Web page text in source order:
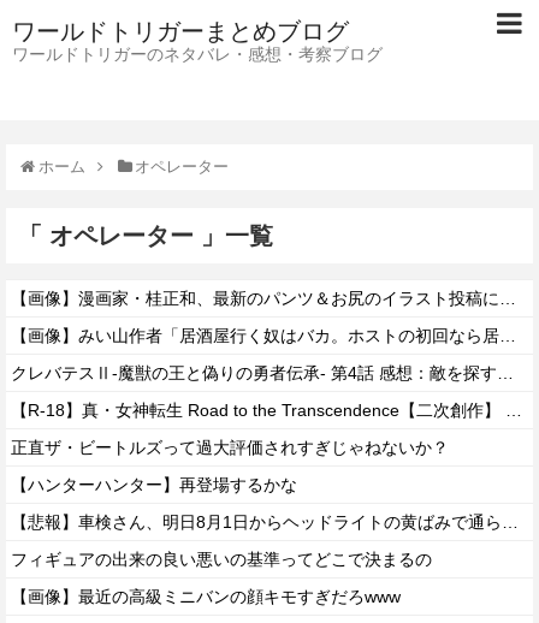
ワールドトリガーまとめブログ
ワールドトリガーのネタバレ・感想・考察ブログ
ホーム オペレーター
「 オペレーター 」一覧
【画像】漫画家・桂正和、最新のパンツ＆お尻のイラスト投稿にネット衝撃「この質感の出し方」「実写かと思いました」
【画像】みい山作者「居酒屋行く奴はバカ。ホストの初回なら居酒屋より安く飲めてイケメンにチヤホヤされる」
クレバテスⅡ-魔獣の王と偽りの勇者伝承- 第4話 感想：敵を探すよりトアの書を餌に誘き出す作戦！
【R-18】真・女神転生 Road to the Transcendence【二次創作】 第２０話
正直ザ・ビートルズって過大評価されすぎじゃねないか？
【ハンターハンター】再登場するかな
【悲報】車検さん、明日8月1日からヘッドライトの黄ばみで通らなくなる模様…
フィギュアの出来の良い悪いの基準ってどこで決まるの
【画像】最近の高級ミニバンの顔キモすぎだろwww